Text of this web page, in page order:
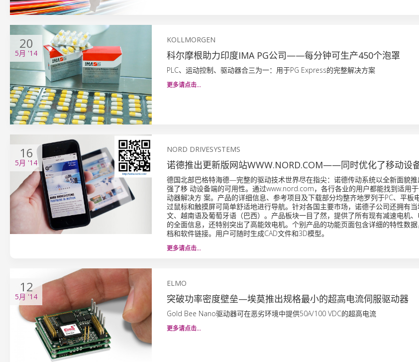
20
5月 '14
KOLLMORGEN
科尔摩根助力印度IMA PG公司——每分钟可生产450个泡罩
PLC、运动控制、驱动器合三为一：用于PG Express的完整解决方案
更多请点击…
16
5月 '14
NORD DRIVESYSTEMS
诺德推出更新版网站WWW.NORD.COM——同时优化了移动设
德国北部巴格特海德—完整的驱动技术世界尽在指尖：诺德传动系统以全新面貌
强了移 动设备端的可用性。通过www.nord.com，各行各业的用户都能找到适用
动器解决方 案。产品的详细信息、参考项目及下载部分均整齐地罗列于PC、平板
过鼠标和触摸屏可简单舒适地进行导航。针对各国主要市场，诺德子公司还拥有
文、越南语及葡萄牙语（巴西）。产品板块一目了然，提供了所有现有减速电机
的全面信息，还特别突出了高能效电机。个别产品的功能页面包含详细的特性数
档和软件链接。用户可随时生成CAD文件和3D模型。
更多请点击…
12
5月 '14
ELMO
突破功率密度壁垒—埃莫推出规格最小的超高电流伺服驱动器
Gold Bee Nano驱动器可在恶劣环境中提供50A/100 VDC的超高电流
更多请点击…